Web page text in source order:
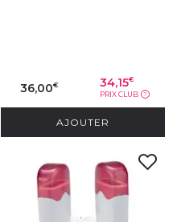
36,00€ 34,15€
PRIX CLUB ?
AJOUTER